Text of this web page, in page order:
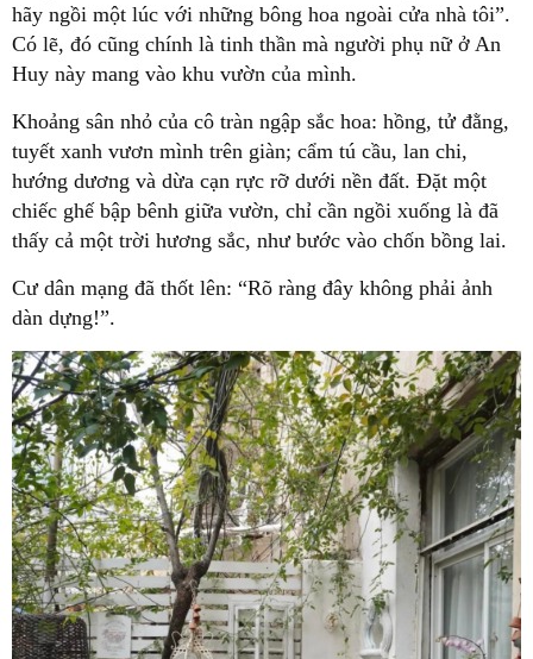
hãy ngồi một lúc với những bông hoa ngoài cửa nhà tôi”.
Có lẽ, đó cũng chính là tinh thần mà người phụ nữ ở An
Huy này mang vào khu vườn của mình.
Khoảng sân nhỏ của cô tràn ngập sắc hoa: hồng, tử đằng,
tuyết xanh vươn mình trên giàn; cẩm tú cầu, lan chi,
hướng dương và dừa cạn rực rỡ dưới nền đất. Đặt một
chiếc ghế bập bênh giữa vườn, chỉ cần ngồi xuống là đã
thấy cả một trời hương sắc, như bước vào chốn bồng lai.
Cư dân mạng đã thốt lên: “Rõ ràng đây không phải ảnh
dàn dựng!”.